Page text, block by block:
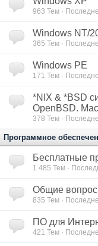
963 Тем ·
Windows NT/
365 Тем ·
Windows PE
171 Тем ·
*NIX & *BSD
OpenBSD.
378 Тем ·
Программное
Бесплатные
1 485 Тем ·
Общие
835 Тем ·
ПО для
421 Тем ·